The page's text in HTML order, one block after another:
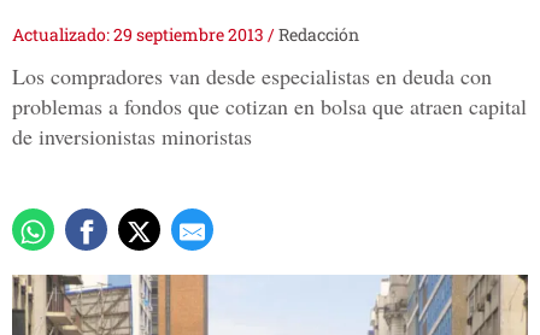
Actualizado: 29 septiembre 2013 /Redacción
Los compradores van desde especialistas en deuda con
problemas a fondos que cotizan en bolsa que atraen capital
de inversionistas minoristas